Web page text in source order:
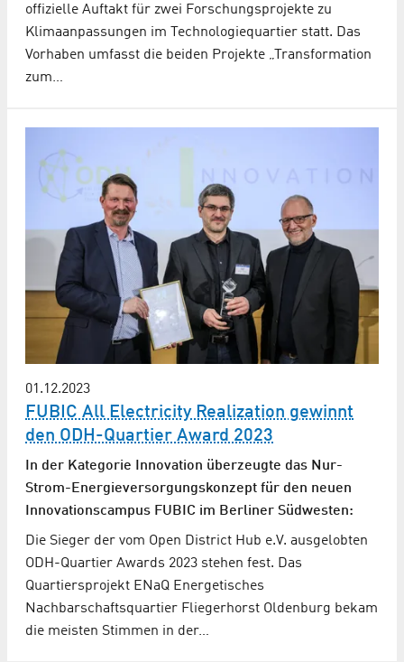
offizielle Auftakt für zwei Forschungs­projekte zu
Klimaanpassungen im Technologiequartier statt. Das
Vorhaben umfasst die beiden Projekte „Transformation
zum…
01.12.2023
FUBIC All Electricity Realization gewinnt
den ODH-Quartier Award 2023
In der Kategorie Innovation überzeugte das Nur-
Strom-Energie­versorgungs­konzept für den neuen
Innovationscampus FUBIC im Berliner Südwesten:
Die Sieger der vom Open District Hub e.V. ausgelobten
ODH-Quartier Awards 2023 stehen fest. Das
Quartiersprojekt ENaQ Energetisches
Nachbarschaftsquartier Fliegerhorst Oldenburg bekam
die meisten Stimmen in der…